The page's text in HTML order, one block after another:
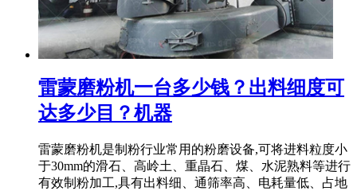
雷蒙磨粉机一台多少钱？出料细度可
达多少目？机器
雷蒙磨粉机是制粉行业常用的粉磨设备,可将进料粒度小
于30mm的滑石、高岭土、重晶石、煤、水泥熟料等进行
有效制粉加工,具有出料细、通筛率高、电耗量低、占地